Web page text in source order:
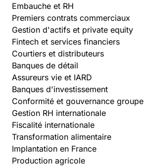
Embauche et RH
Premiers contrats commerciaux
Gestion d'actifs et private equity
Fintech et services financiers
Courtiers et distributeurs
Banques de détail
Assureurs vie et IARD
Banques d'investissement
Conformité et gouvernance groupe
Gestion RH internationale
Fiscalité internationale
Transformation alimentaire
Implantation en France
Production agricole